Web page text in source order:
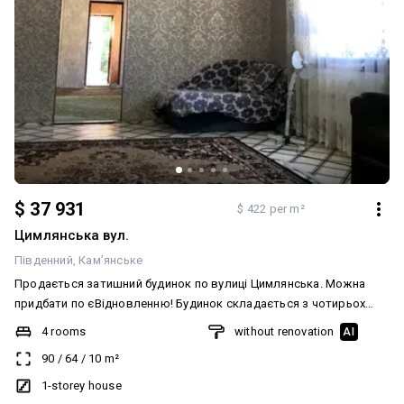
$ 37 931 $ 422 per m²
Цимлянська вул.
Південний Кам’янське
Продається затишний будинок по вулиці Цимлянська. Можна
придбати по єВідновленню! Будинок складається з чотирьох
кімнат кухні та вітальні. В будинку індивідуальне опалення , піч.
Будинок утеплений пінопластом , встановлені пластикові вікна.
Супер зручна локація школа , лікарня , магазин , садочок,
зупинка транспорту поруч. Звертаємо вашу увагу, що до
4 rooms
90 / 64/ 10 m²
1-storey house
without renovation AI